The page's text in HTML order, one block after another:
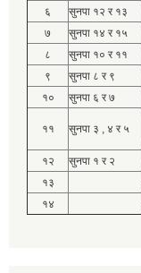
६ सुनपा १२ र १३
७
सुनपा १४ र १५
८
सुनपा १० र ११
९
सुनपा ८ र ९
१०
सुनपा ६ र ७
११ सुनपा ३ , ४ र ५
१२
सुनपा १ र २
१३
१४